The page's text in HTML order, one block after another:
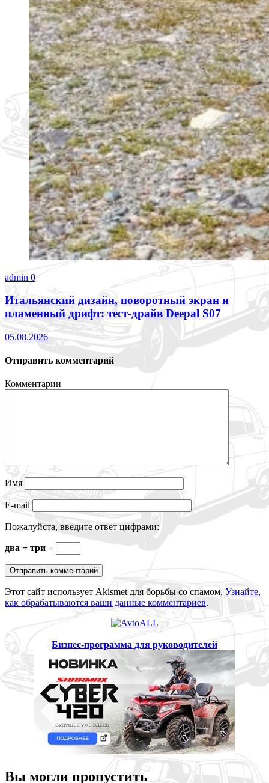
admin 0
Итальянский дизайн, поворотный экран и
пламенный дрифт: тест-драйв Deepal S07
05.08.2026
Отправить комментарий
Комментарии
Имя
E-mail
Пожалуйста, введите ответ цифрами:
два + три =
Этот сайт использует Akismet для борьбы со спамом. Узнайте,
как обрабатываются ваши данные комментариев.
Бизнес-программа для руководителей
Вы могли пропустить